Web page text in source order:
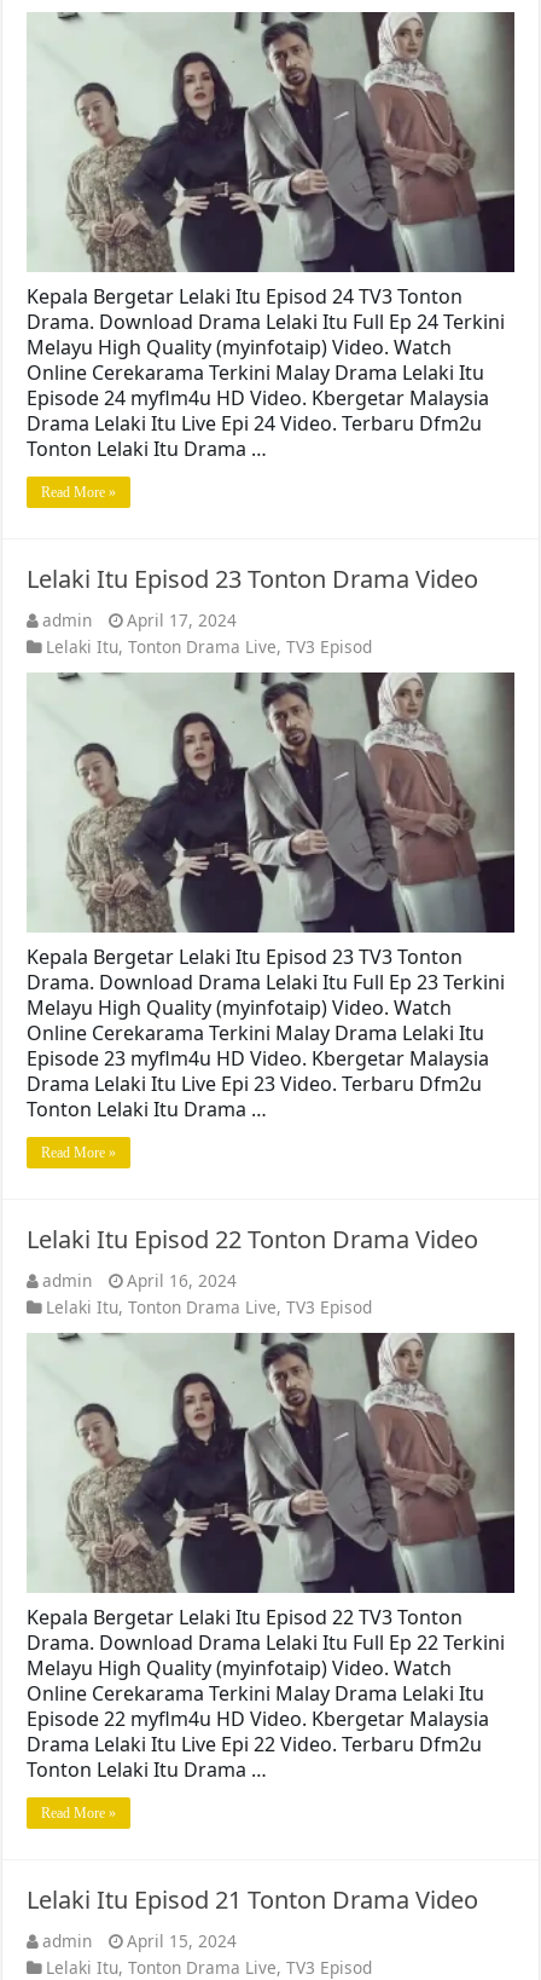
Kepala Bergetar Lelaki Itu Episod 24 TV3 Tonton
Drama. Download Drama Lelaki Itu Full Ep 24 Terkini
Melayu High Quality (myinfotaip) Video. Watch
Online Cerekarama Terkini Malay Drama Lelaki Itu
Episode 24 myflm4u HD Video. Kbergetar Malaysia
Drama Lelaki Itu Live Epi 24 Video. Terbaru Dfm2u
Tonton Lelaki Itu Drama …
Read More »
Lelaki Itu Episod 23 Tonton Drama Video
admin
April 17, 2024
Lelaki Itu,Tonton Drama Live,TV3 Episod
Kepala Bergetar Lelaki Itu Episod 23 TV3 Tonton
Drama. Download Drama Lelaki Itu Full Ep 23 Terkini
Melayu High Quality (myinfotaip) Video. Watch
Online Cerekarama Terkini Malay Drama Lelaki Itu
Episode 23 myflm4u HD Video. Kbergetar Malaysia
Drama Lelaki Itu Live Epi 23 Video. Terbaru Dfm2u
Tonton Lelaki Itu Drama …
Read More »
Lelaki Itu Episod 22 Tonton Drama Video
admin
April 16, 2024
Lelaki Itu,Tonton Drama Live,TV3 Episod
Kepala Bergetar Lelaki Itu Episod 22 TV3 Tonton
Drama. Download Drama Lelaki Itu Full Ep 22 Terkini
Melayu High Quality (myinfotaip) Video. Watch
Online Cerekarama Terkini Malay Drama Lelaki Itu
Episode 22 myflm4u HD Video. Kbergetar Malaysia
Drama Lelaki Itu Live Epi 22 Video. Terbaru Dfm2u
Tonton Lelaki Itu Drama …
Read More »
Lelaki Itu Episod 21 Tonton Drama Video
admin
April 15, 2024
Lelaki Itu,Tonton Drama Live,TV3 Episod